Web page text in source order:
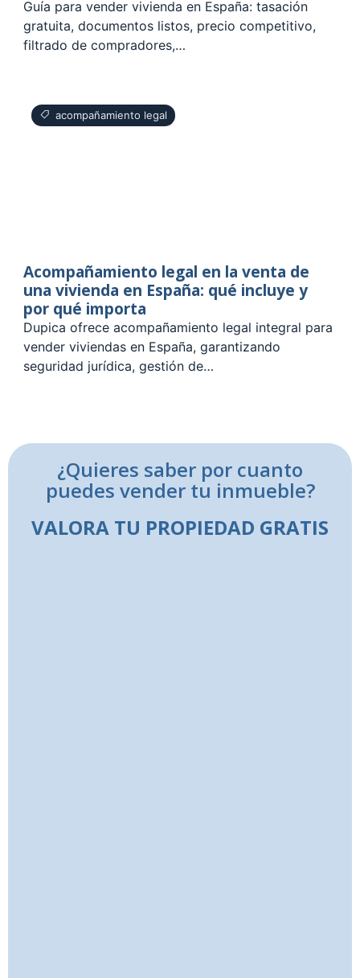
Guía para vender vivienda en España: tasación
gratuita, documentos listos, precio competitivo,
filtrado de compradores,…
acompañamiento legal
Acompañamiento legal en la venta de
una vivienda en España: qué incluye y
por qué importa
Dupica ofrece acompañamiento legal integral para
vender viviendas en España, garantizando
seguridad jurídica, gestión de…
¿Quieres saber por cuanto
puedes vender tu inmueble?
VALORA TU PROPIEDAD GRATIS